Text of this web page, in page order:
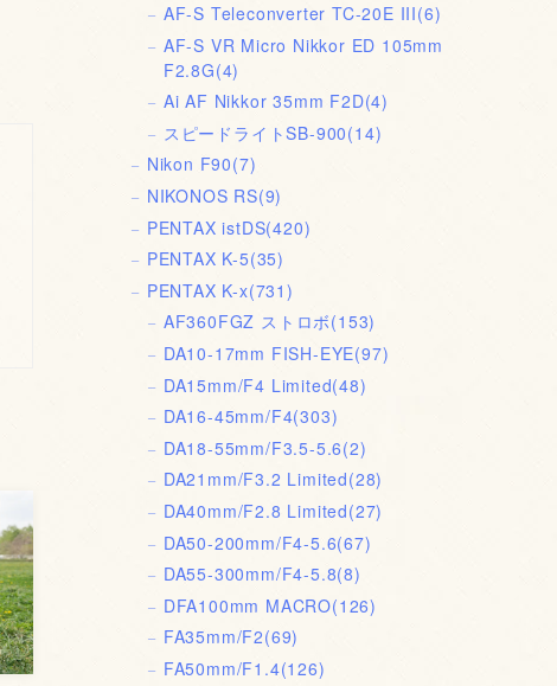
AF-S Teleconverter TC-20E III(6)
AF-S VR Micro Nikkor ED 105mm
F2.8G(4)
Ai AF Nikkor 35mm F2D(4)
スピードライトSB-900(14)
Nikon F90(7)
NIKONOS RS(9)
PENTAX istDS(420)
PENTAX K-5(35)
PENTAX K-x(731)
AF360FGZ ストロボ(153)
DA10-17mm FISH-EYE(97)
DA15mm/F4 Limited(48)
DA16-45mm/F4(303)
DA18-55mm/F3.5-5.6(2)
DA21mm/F3.2 Limited(28)
DA40mm/F2.8 Limited(27)
DA50-200mm/F4-5.6(67)
DA55-300mm/F4-5.8(8)
DFA100mm MACRO(126)
FA35mm/F2(69)
FA50mm/F1.4(126)